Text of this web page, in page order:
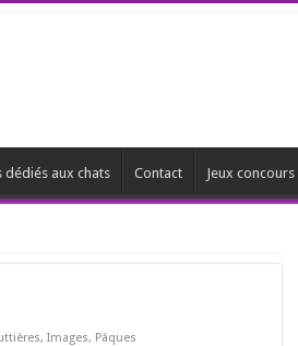
dédiés aux chats Contact Jeux concours
, Images, Pâques